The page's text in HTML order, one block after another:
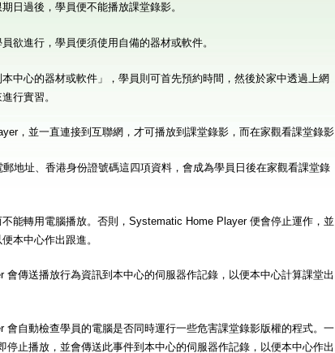
日過後，學員便不能播放課堂錄影。
欲進行，學員便須使用自備的器材或軟件。
中心的器材或軟件」，學員則可首先預約時間，然後於家中透過上網
行實習。
，並一直連接到互聯網，才可播放到課堂錄影，而在家觀看課堂錄影
地址、香港身份證號碼這四項資料，會成為學員日後在家觀看課堂錄
能轉用電腦播放。否則，Systematic Home Player 便會停止運作，並
本中心作出跟進。
傳送播放行為資訊到本中心的伺服器作記錄，以便本中心計算課堂出
自動檢查學員的電腦是否同時運行一些危害課堂錄影版權的程式。一
止播放，並會傳送此事件到本中心的伺服器作記錄，以便本中心作出